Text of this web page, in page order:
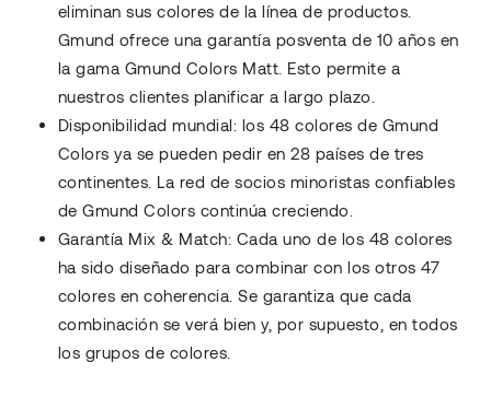
eliminan sus colores de la línea de productos.
Gmund ofrece una garantía posventa de 10 años en
la gama Gmund Colors Matt. Esto permite a
nuestros clientes planificar a largo plazo.
Disponibilidad mundial: los 48 colores de Gmund
Colors ya se pueden pedir en 28 países de tres
continentes. La red de socios minoristas confiables
de Gmund Colors continúa creciendo.
Garantía Mix & Match: Cada uno de los 48 colores
ha sido diseñado para combinar con los otros 47
colores en coherencia. Se garantiza que cada
combinación se verá bien y, por supuesto, en todos
los grupos de colores.